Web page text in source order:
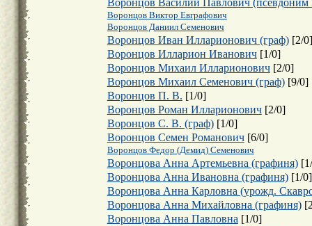
Воронцов Василий Павлович
Воронцов Виктор Евграфович
Воронцов Даниил Семенович
Воронцов Иван Илларионович (граф)[2/0]
Воронцов Илларион Иванович[1/0]
Воронцов Михаил Илларионович[2/0]
Воронцов Михаил Семенович (граф)[9/0]
Воронцов П. В. [1/0]
Воронцов Роман Илларионович[2/0]
Воронцов С. В. (граф)[1/0]
Воронцов Семен Романович[6/0]
Воронцов Федор (Демид) Семенович
Воронцова Анна Артемьевна (графиня)[1/
Воронцова Анна Ивановна (графиня)[1/0]
Воронцова Анна Карловна (урожд.
Воронцова Анна Михайловна (графиня)[
Воронцова Анна Павловна [1/0]